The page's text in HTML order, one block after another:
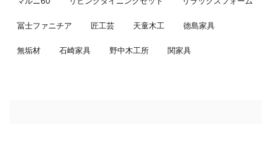
冨士ファニチア 匠工芸 天童木工 徳島家具
無垢材 石崎家具 野中木工所 関家具